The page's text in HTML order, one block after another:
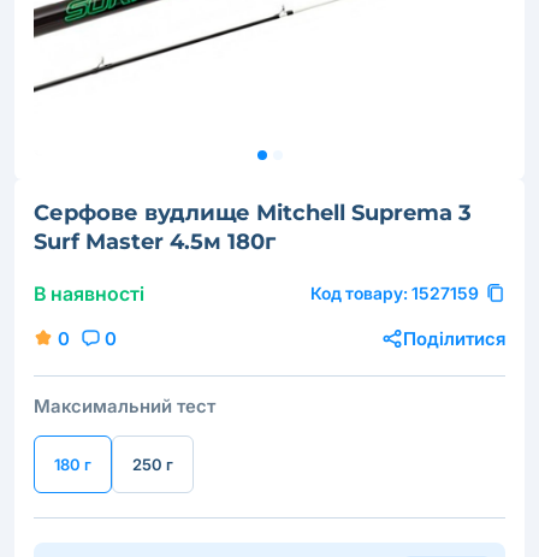
Серфове вудлище Mitchell Suprema 3
Surf Master 4.5м 180г
В наявності Код товару: 1527159
0 0 Поділитися
Максимальний тест
180 г 250 г